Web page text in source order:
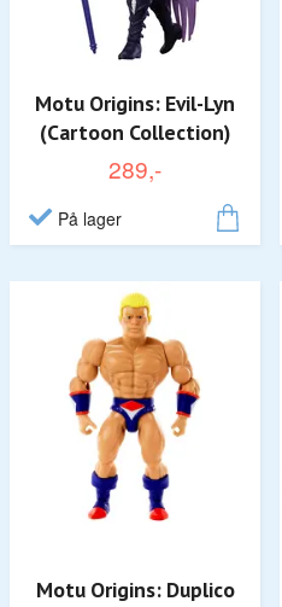
Motu Origins: Evil-Lyn
(Cartoon Collection)
289,-
På lager
Motu Origins: Duplico